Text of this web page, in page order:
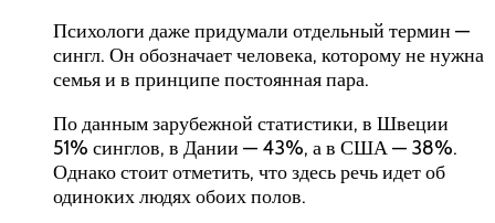
Психологи даже придумали отдельный термин —
сингл. Он обозначает человека, которому не нужна
семья и в принципе постоянная пара.
По данным зарубежной статистики, в Швеции
51% синглов, в Дании — 43%, а в США — 38%.
Однако стоит отметить, что здесь речь идет об
одиноких людях обоих полов.